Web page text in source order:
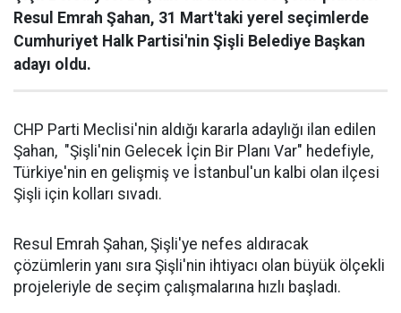
Resul Emrah Şahan, 31 Mart'taki yerel seçimlerde
Cumhuriyet Halk Partisi'nin Şişli Belediye Başkan
adayı oldu.
CHP Parti Meclisi'nin aldığı kararla adaylığı ilan edilen
Şahan, "Şişli'nin Gelecek İçin Bir Planı Var" hedefiyle,
Türkiye'nin en gelişmiş ve İstanbul'un kalbi olan ilçesi
Şişli için kolları sıvadı.
Resul Emrah Şahan, Şişli'ye nefes aldıracak
çözümlerin yanı sıra Şişli'nin ihtiyacı olan büyük ölçekli
projeleriyle de seçim çalışmalarına hızlı başladı.